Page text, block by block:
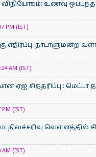
உணவு ஒப்பந்த
(IST)
எதிர்ப்பு: நாடாளுமன்ற
AM (IST)
ஏஐ சித்தரிப்பு :
(IST)
வெள்ளத்தில்
(IST)